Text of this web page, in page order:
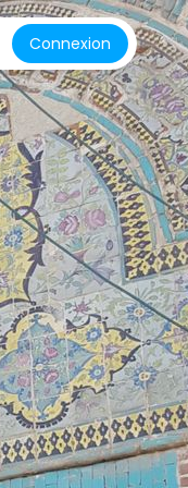
Connexion